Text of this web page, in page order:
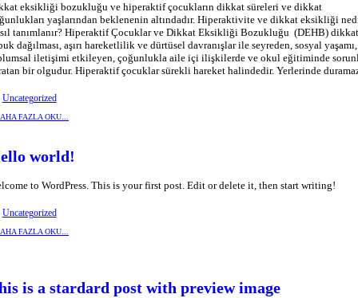
eksikliği bozukluğu ve hiperaktif çocukların dikkat süreleri ve dikkat
yaşlarından beklenenin altındadır. Hiperaktivite ve dikkat eksikliği
tanımlanır? Hiperaktif Çocuklar ve Dikkat Eksikliği Bozukluğu (DEHB)
dağılması, aşırı hareketlilik ve dürtüsel davranışlar ile seyreden, sosyal yaşamı,
iletişimi etkileyen, çoğunlukla aile içi ilişkilerde ve okul eğitiminde
bir olgudur. Hiperaktif çocuklar sürekli hareket halindedir. Yerlerinde
Uncategorized
FAZLA OKU...
world!
to WordPress. This is your first post. Edit or delete it, then start writing!
Uncategorized
FAZLA OKU...
is a stardard post with preview image